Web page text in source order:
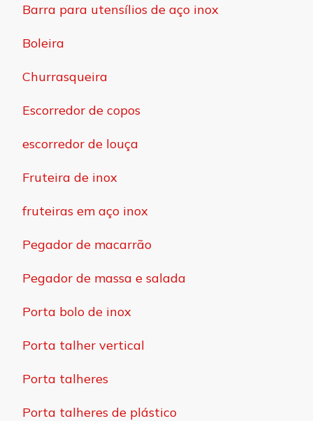
Barra para utensílios de aço inox
Boleira
Churrasqueira
Escorredor de copos
escorredor de louça
Fruteira de inox
fruteiras em aço inox
Pegador de macarrão
Pegador de massa e salada
Porta bolo de inox
Porta talher vertical
Porta talheres
Porta talheres de plástico